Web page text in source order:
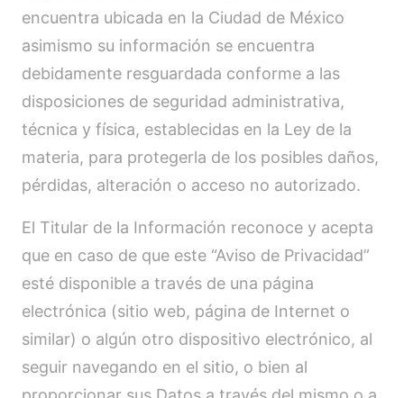
encuentra ubicada en la Ciudad de México
asimismo su información se encuentra
debidamente resguardada conforme a las
disposiciones de seguridad administrativa,
técnica y física, establecidas en la Ley de la
materia, para protegerla de los posibles daños,
pérdidas, alteración o acceso no autorizado.
El Titular de la Información reconoce y acepta
que en caso de que este “Aviso de Privacidad”
esté disponible a través de una página
electrónica (sitio web, página de Internet o
similar) o algún otro dispositivo electrónico, al
seguir navegando en el sitio, o bien al